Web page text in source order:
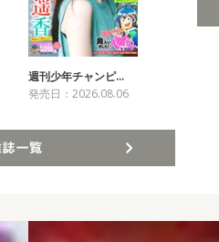
週刊少年チャンピ…
発売日：2026.08.06